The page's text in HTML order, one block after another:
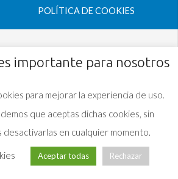
POLÍTICA DE COOKIES
importante para nosotros
para mejorar la experiencia de uso.
que aceptas dichas cookies, sin
desactivarlas en cualquier momento.
Aceptar todas Rechazar